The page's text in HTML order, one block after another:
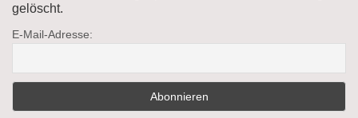
gelöscht.
E-Mail-Adresse: